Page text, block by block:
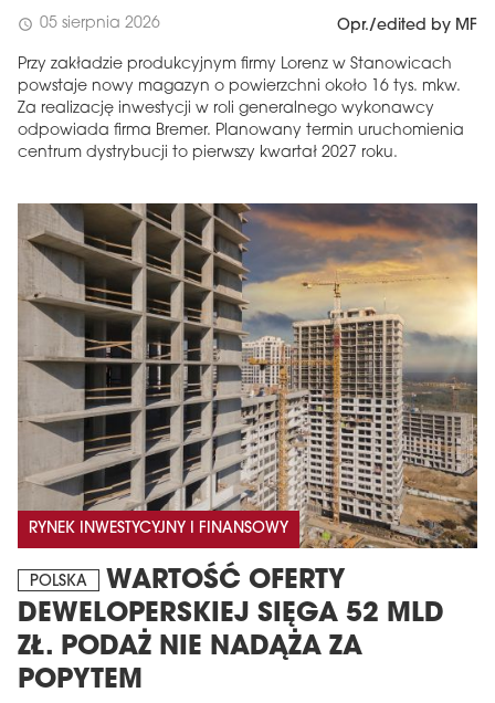
schedule 05 sierpnia 2026 Opr./edited by MF
Przy zakładzie produkcyjnym firmy Lorenz w Stanowicach
powstaje nowy magazyn o powierzchni około 16 tys. mkw.
Za realizację inwestycji w roli generalnego wykonawcy
odpowiada firma Bremer. Planowany termin uruchomienia
centrum dystrybucji to pierwszy kwartał 2027 roku.
RYNEK INWESTYCYJNY I FINANSOWY
POLSKA
WARTOŚĆ OFERTY
DEWELOPERSKIEJ SIĘGA 52 MLD
ZŁ. PODAŻ NIE NADĄŻA ZA
POPYTEM